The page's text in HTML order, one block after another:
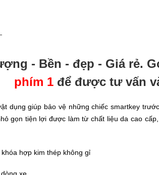
- Bền - đẹp - Giá rẻ.
phím 1để được tư vấn
dụng giúp bảo vệ những chiếc smartkey
gọn tiện lợi được làm từ chất liệu da cao
hợp kim thép không gỉ